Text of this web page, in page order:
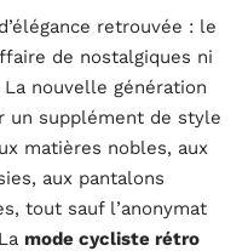
retrouvée : le
de nostalgiques ni
nouvelle génération
un supplément de style
matières nobles, aux
aux pantalons
tout sauf l’anonymat
mode cycliste rétro